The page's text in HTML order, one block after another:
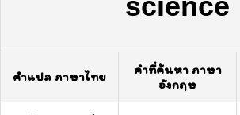
คำแปล ภาษาไทย
คำที่ค้นหา ภาษา
อังกฤษ